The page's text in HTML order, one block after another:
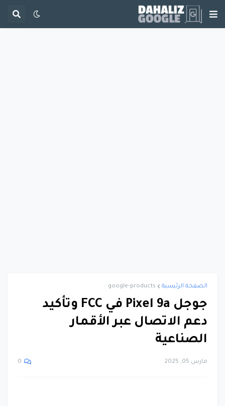
الصفحة الرئيسية google-products
جوجل Pixel 9a في FCC وتأكيد
دعم الاتصال عبر الأقمار
الصناعية
مارس 05, 2025 0